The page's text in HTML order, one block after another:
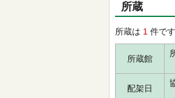
所蔵
所蔵は 1 件です
所蔵館
配架日